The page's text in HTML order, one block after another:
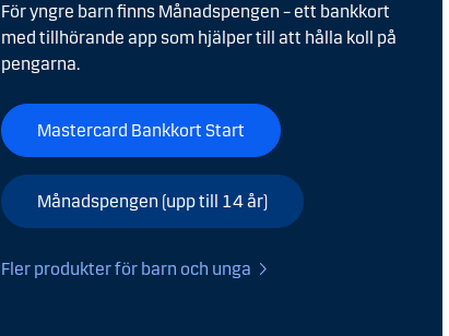
För yngre barn finns Månadspengen – ett bankkort
med tillhörande app som hjälper till att hålla koll på
pengarna.
Mastercard Bankkort Start
Månadspengen (upp till 14 år)
Fler produkter för barn och unga